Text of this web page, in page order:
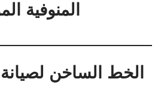
المنوفية
الخط الساخن لصيانة